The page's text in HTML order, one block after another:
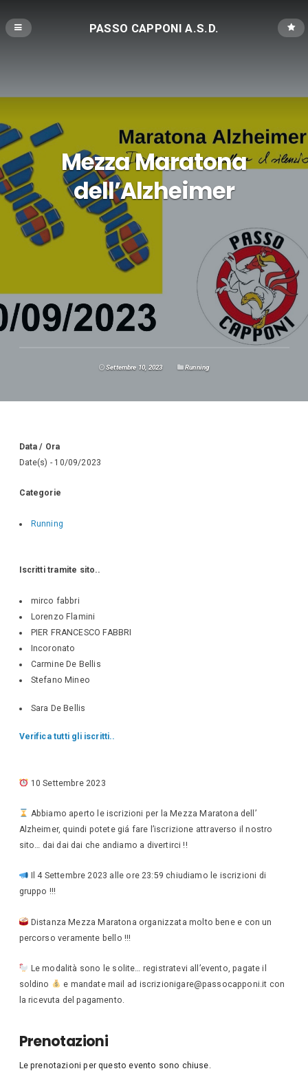
PASSO CAPPONI A.S.D.
Mezza Maratona
dell’Alzheimer
Settembre 10, 2023 Running
Data / Ora
Date(s) - 10/09/2023
Categorie
Running
Iscritti tramite sito..
mirco fabbri
Lorenzo Flamini
PIER FRANCESCO FABBRI
Incoronato
Carmine De Bellis
Stefano Mineo
Sara De Bellis
Verifica tutti gli iscritti..
10 Settembre 2023
Abbiamo aperto le iscrizioni per la Mezza Maratona dell’
Alzheimer, quindi potete giá fare l’iscrizione attraverso il nostro
sito… dai dai dai che andiamo a divertirci !!
Il 4 Settembre 2023 alle ore 23:59 chiudiamo le iscrizioni di
gruppo !!!
Distanza Mezza Maratona organizzata molto bene e con un
percorso veramente bello !!!
Le modalità sono le solite… registratevi all’evento, pagate il
soldino
e mandate mail ad iscrizionigare@passocapponi.it con
la ricevuta del pagamento.
Prenotazioni
Le prenotazioni per questo evento sono chiuse.